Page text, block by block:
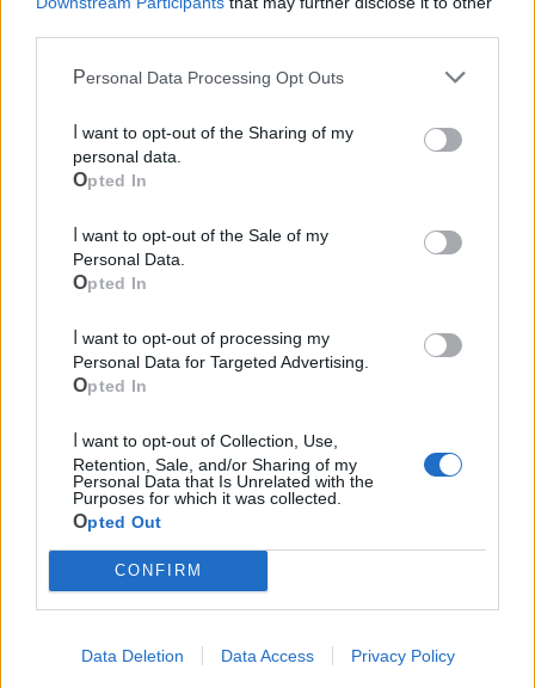
Personal Data Processing Opt Outs
personal data.
Opted In
Personal Data.
Opted In
Personal Data for Targeted Advertising.
Opted In
Retention, Sale, and/or Sharing of my
Personal Data that Is Unrelated with the
Purposes for which it was collected.
Opted Out
CONFIRM
Data Deletion Data Access Privacy Policy
eliminando gli eccessi.
& DIETETICA in Via Cirillo 46, Palagiano (TA)
Per maggiori info potete contattarla all'indirizzo e-mail
ascoligraziana@libero.it
Le notizie del giorno sul tuo smartphone
Ricevi gratuitamente ogni giorno le notizie della tua
clicca qui
Farmacia di turno
Cimitero
LE INFO UTILI DI MASSAFRA